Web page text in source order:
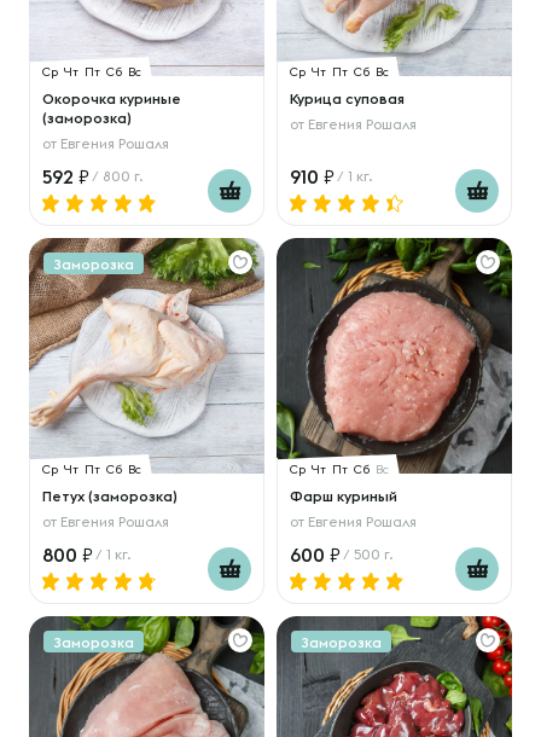
Ср Чт Пт Сб Вс
Окорочка куриные
(заморозка)
от Евгения Рошаля
592 / 800 г.
Ср Чт Пт Сб Вс
Курица суповая
от Евгения Рошаля
910 / 1 кг.
Заморозка
Ср Чт Пт Сб Вс
Петух (заморозка)
от Евгения Рошаля
800 / 1 кг.
Ср Чт Пт Сб Вс
Фарш куриный
от Евгения Рошаля
600 / 500 г.
Заморозка Заморозка